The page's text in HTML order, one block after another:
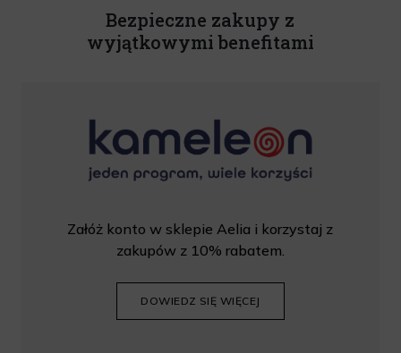
Bezpieczne zakupy z
wyjątkowymi benefitami
Załóż konto w sklepie Aelia i korzystaj z
zakupów z 10% rabatem.
DOWIEDZ SIĘ WIĘCEJ